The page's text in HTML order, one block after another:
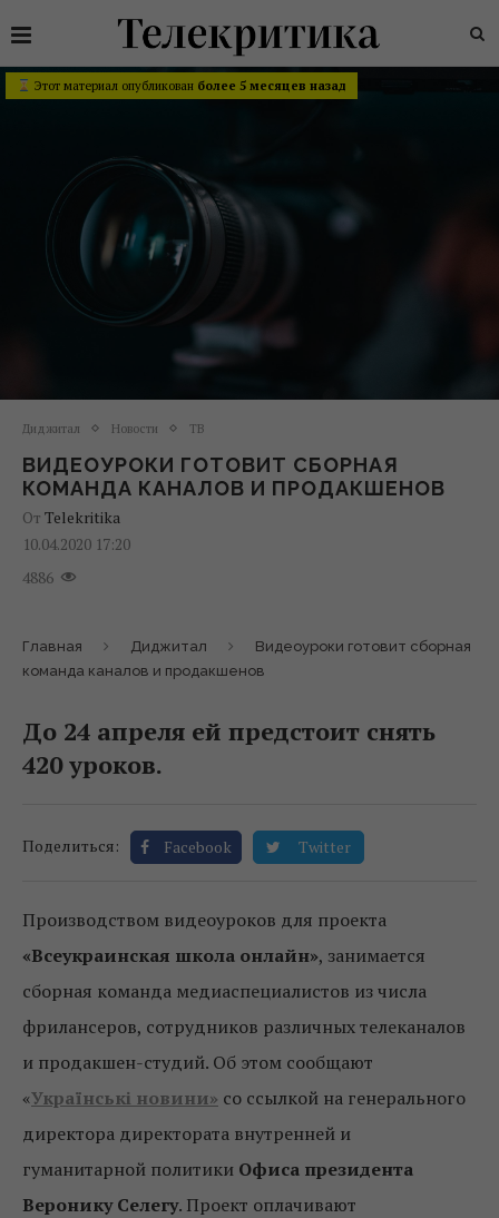
Этот материал опубликован более 5 месяцев назад
Диджитал Новости ТВ
ВИДЕОУРОКИ ГОТОВИТ СБОРНАЯ
КОМАНДА КАНАЛОВ И ПРОДАКШЕНОВ
От Telekritika
10.04.2020 17:20
4886
Главная Диджитал
Видеоуроки готовит сборная
команда каналов и продакшенов
До 24 апреля ей предстоит снять
420 уроков.
Поделиться: Facebook Twitter
Производством видеоуроков для проекта
«Всеукраинская школа онлайн», занимается
сборная команда медиаспециалистов из числа
фрилансеров, сотрудников различных телеканалов
и продакшен-студий. Об этом сообщают
«Українські новини» со ссылкой на генерального
директора директората внутренней и
гуманитарной политики Офиса президента
Веронику Селегу. Проект оплачивают